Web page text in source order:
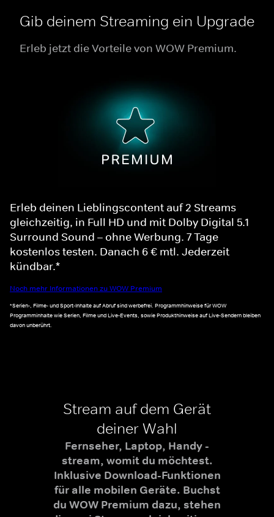
Gib deinem Streaming ein Upgrade
Erleb jetzt die Vorteile von WOW Premium.
Erleb deinen Lieblingscontent auf 2 Streams
gleichzeitig, in Full HD und mit Dolby Digital 5.1
Surround Sound – ohne Werbung. 7 Tage
kostenlos testen. Danach 6 € mtl. Jederzeit
kündbar.*
Noch mehr Informationen zu WOW Premium
*Serien-, Filme- und Sport-Inhalte auf Abruf sind werbefrei. Programmhinweise für WOW
Programminhalte wie Serien, Filme und Live-Events, sowie Produkthinweise auf Live-Sendern bleiben
davon unberührt.
Stream auf dem Gerät
deiner Wahl
Fernseher, Laptop, Handy -
stream, womit du möchtest.
Inklusive Download-Funktionen
für alle mobilen Geräte. Buchst
du WOW Premium dazu, stehen